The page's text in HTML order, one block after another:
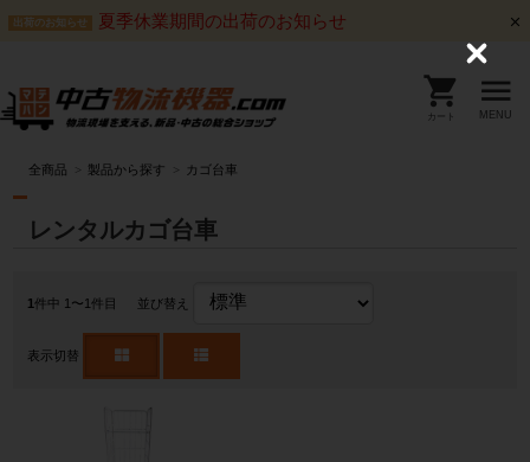
出荷のお知らせ 夏季休業期間の出荷のお知らせ
カート MENU
全商品 製品から探す カゴ台車
レンタルカゴ台車
1 件中 1〜1件目 並び替え
表示切替
C
o
s